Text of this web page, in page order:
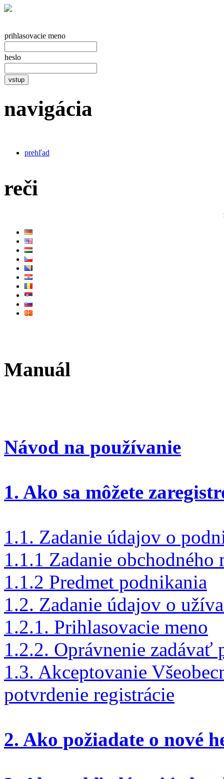
prihlasovacie meno
heslo
vstup
navigácia
prehľad
reči
Manuál
Návod na používanie
1. Ako sa môžete
1.1. Zadanie údajov o
1.1.1 Zadanie obchodného
1.1.2 Predmet podnikania
1.2. Zadanie údajov o
1.2.1. Prihlasovacie meno
1.2.2. Oprávnenie
1.3. Akceptovanie
potvrdenie registrácie
2. Ako požiadate o nové